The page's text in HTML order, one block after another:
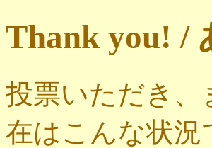
Thank you! /
投票いただき
在はこんな状況